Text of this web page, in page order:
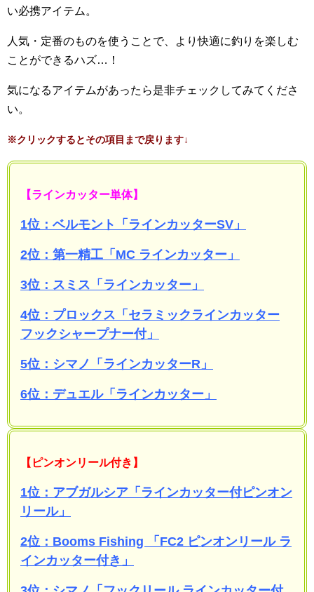
い必携アイテム。
人気・定番のものを使うことで、より快適に釣りを楽しむ
ことができるハズ…！
気になるアイテムがあったら是非チェックしてみてくださ
い。
※クリックするとその項目まで戻ります↓
【ラインカッター単体】
1位：ベルモント「ラインカッターSV」
2位：第一精工「MC ラインカッター」
3位：スミス「ラインカッター」
4位：プロックス「セラミックラインカッター
フックシャープナー付」
5位：シマノ「ラインカッターR」
6位：デュエル「ラインカッター」
【ピンオンリール付き】
1位：アブガルシア「ラインカッター付ピンオン
リール」
2位：Booms Fishing 「FC2 ピンオンリール ラ
インカッター付き」